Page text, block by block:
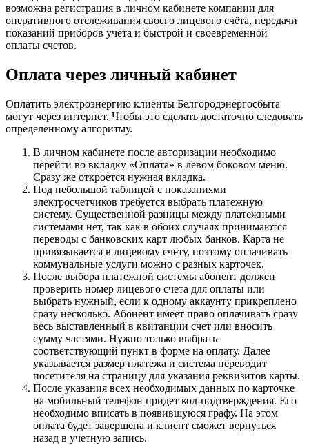
возможна регистрация в личном кабинете компании для
оперативного отслеживания своего лицевого счёта, передачи
показаний приборов учёта и быстрой и своевременной
оплаты счетов.
Оплата через личный кабинет
Оплатить электроэнергию клиенты Белгородэнергосбыта
могут через интернет. Чтобы это сделать достаточно следовать
определенному алгоритму.
В личном кабинете после авторизации необходимо
перейти во вкладку «Оплата» в левом боковом меню.
Сразу же откроется нужная вкладка.
Под небольшой таблицей с показаниями
электросчетчиков требуется выбрать платежную
систему. Существенной разницы между платежными
системами нет, так как в обоих случаях принимаются
переводы с банковских карт любых банков. Карта не
привязывается в лицевому счету, поэтому оплачивать
коммунальные услуги можно с разных карточек.
После выбора платежной системы абонент должен
проверить номер лицевого счета для оплаты или
выбрать нужный, если к одному аккаунту прикреплено
сразу несколько. Абонент имеет право оплачивать сразу
весь выставленный в квитанции счет или вносить
сумму частями. Нужно только выбрать
соответствующий пункт в форме на оплату. Далее
указывается размер платежа и система переводит
посетителя на страницу для указания реквизитов карты.
После указания всех необходимых данных по карточке
на мобильный телефон придет код-подтверждения. Его
необходимо вписать в появившуюся графу. На этом
оплата будет завершена и клиент сможет вернуться
назад в учетную запись.